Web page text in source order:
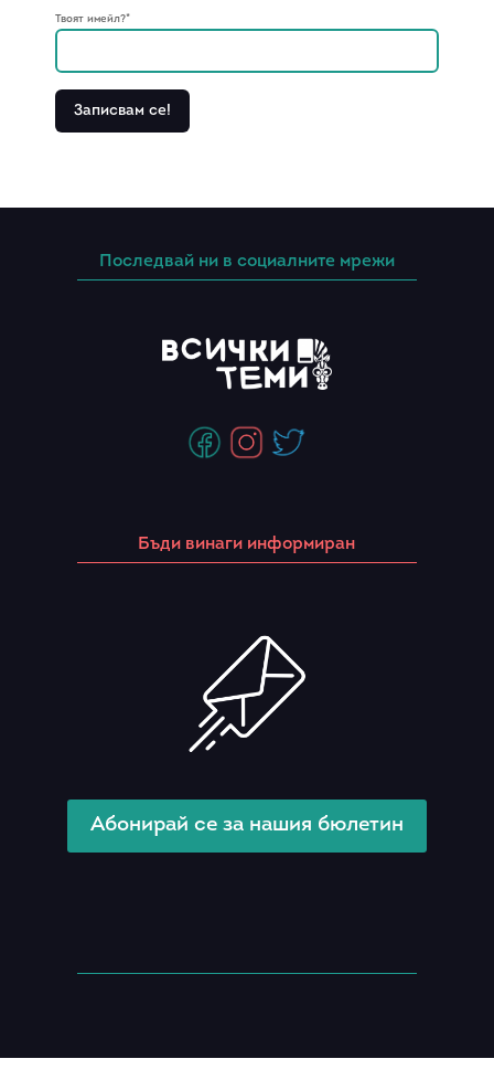
Твоят имейл?*
Последвай ни в социалните мрежи
Бъди винаги информиран
Абонирай се за нашия бюлетин